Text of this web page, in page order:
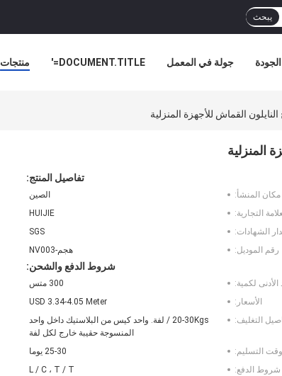
يبحث
منتجات DOCUMENT.TITLE=' جولة في المعمل
القماش للأجهزة المنزلية
المنزلية
تفاصيل المنتج:
مكان المنشأ:
الصين
التجارية:
HUIJIE
الشهادات:
SGS
رقم الموديل:
هجم-NV003
شروط الدفع والشحن:
الأدنى لكمية:
300 متس
الأسعار:
USD 3.34-4.05 Meter
التغليف:
20-30Kgs / لفة. واحد كيس من البلاستيك داخل واحد
المنسوجة حقيبة خارج لكل لفة
وقت التسليم:
25-30 يوما
شروط الدفع:
L / C ، T / T